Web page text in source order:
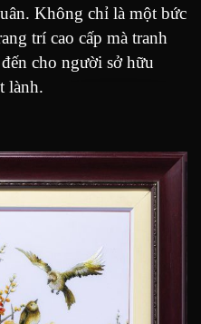
Không chỉ là một bức
trí cao cấp mà tranh
cho người sở hữu
lành.